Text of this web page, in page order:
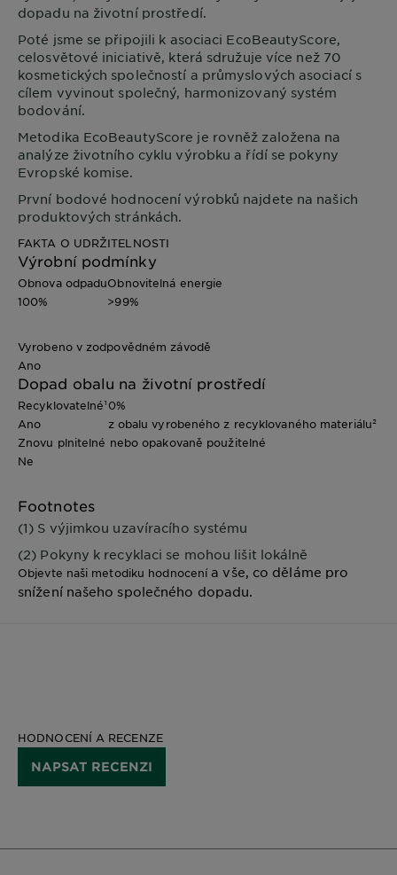
dopadu na životní prostředí.
Poté jsme se připojili k asociaci EcoBeautyScore,
celosvětové iniciativě, která sdružuje více než 70
kosmetických společností a průmyslových asociací s
cílem vyvinout společný, harmonizovaný systém
bodování.
Metodika EcoBeautyScore je rovněž založena na
analýze životního cyklu výrobku a řídí se pokyny
Evropské komise.
První bodové hodnocení výrobků najdete na našich
produktových stránkách.
FAKTA O UDRŽITELNOSTI
Výrobní podmínky
Obnova odpadu
100%
Obnovitelná energie
>99%
Vyrobeno v zodpovědném závodě
Ano
Dopad obalu na životní prostředí
Recyklovatelné¹
Ano
0%
z obalu vyrobeného z recyklovaného materiálu²
Znovu plnitelné nebo opakovaně použitelné
Ne
Footnotes
(1) S výjimkou uzavíracího systému
(2) Pokyny k recyklaci se mohou lišit lokálně
Objevte naši metodiku hodnocenía vše, co děláme pro
snížení našeho společného dopadu.
HODNOCENÍ A RECENZE
NAPSAT RECENZI